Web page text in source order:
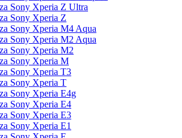
Sony Xperia Z Ultra
Sony Xperia Z
Sony Xperia M4 Aqua
Sony Xperia M2 Aqua
Sony Xperia M2
Sony Xperia M
Sony Xperia T3
Sony Xperia T
Sony Xperia E4g
Sony Xperia E4
Sony Xperia E3
Sony Xperia E1